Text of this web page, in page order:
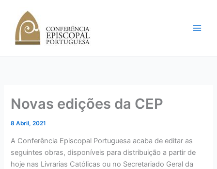
content
Novas edições da CEP
8 Abril, 2021
A Conferência Episcopal Portuguesa acaba de editar as
seguintes obras, disponíveis para distribuição a partir de
hoje nas Livrarias Católicas ou no Secretariado Geral da